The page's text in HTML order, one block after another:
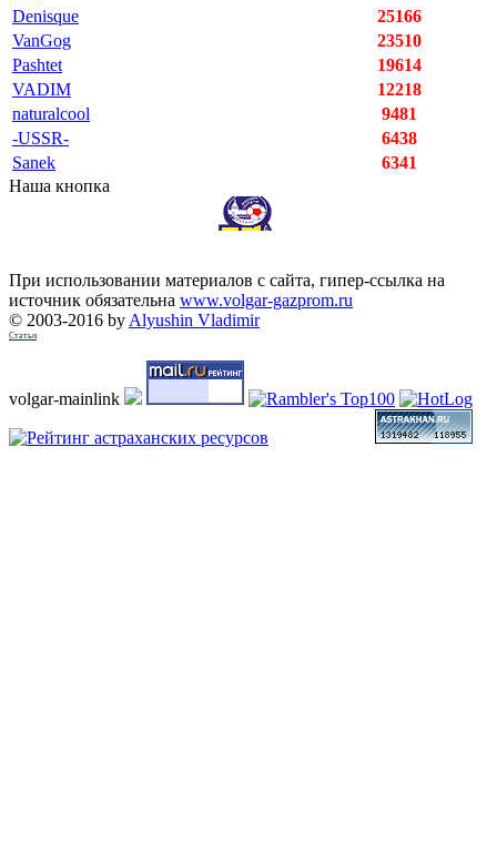
Denisque
25166
VanGog
23510
Pashtet
19614
VADIM
12218
naturalcool
9481
-USSR-
6438
Sanek
6341
Наша кнопка
При использовании материалов с сайта, гипер-ссылка на
источник обязательна www.volgar-gazprom.ru
© 2003-2016 by Alyushin Vladimir
Статьи
volgar-mainlink